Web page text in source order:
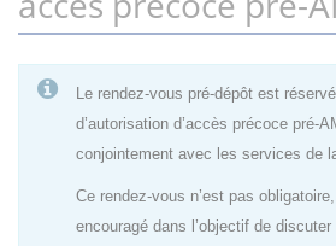
Le rendez-vous pré-dépôt est
d’autorisation d’accès précoce pré-
conjointement avec les services de
Ce rendez-vous n’est pas
encouragé dans l’objectif de discuter